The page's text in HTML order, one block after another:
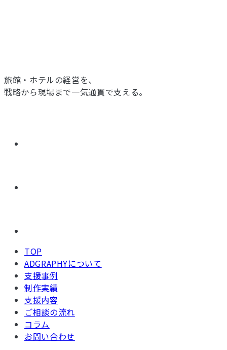
旅館・ホテルの経営を、
戦略から現場まで一気通貫で支える。
TOP
ADGRAPHYについて
支援事例
制作実績
支援内容
ご相談の流れ
コラム
お問い合わせ